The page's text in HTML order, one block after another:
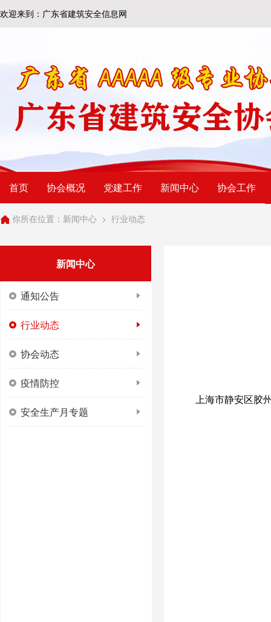
欢迎来到：广东省建筑安全信息网
首页 协会概况 党建工作 新闻中心 协会工作
你所在位置： 新闻中心 > 行业动态
新闻中心
通知公告
行业动态
协会动态
疫情防控
安全生产月专题
上海市静安区胶